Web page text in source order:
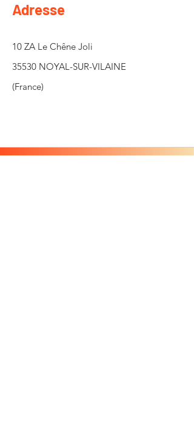
Adresse
10 ZA Le Chêne Joli
35530 NOYAL-SUR-VILAINE
(France)